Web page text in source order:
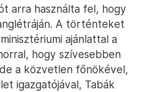
arra használta fel, hogy
A történteket
ajánlattal a
hogy szívesebben
a közvetlen főnökével,
igazgatójával, Tabák